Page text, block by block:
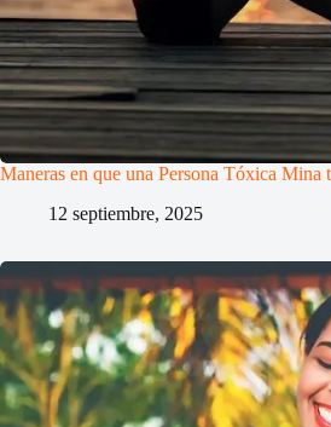
Maneras en que una Persona Tóxica Mina
12 septiembre, 2025